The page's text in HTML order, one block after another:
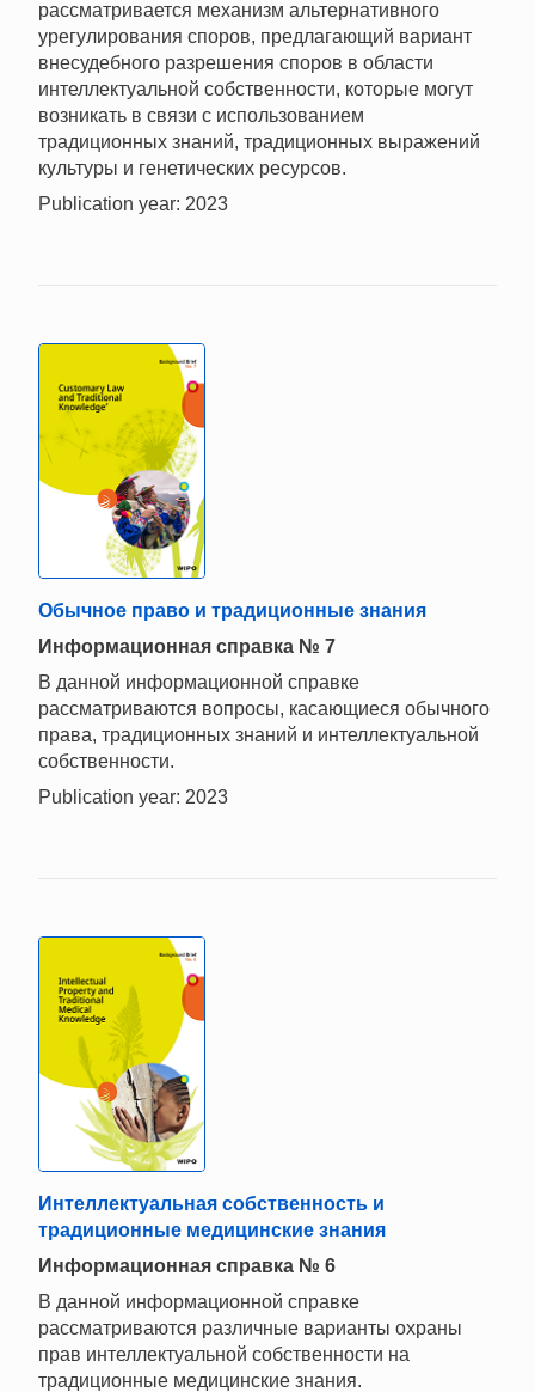
рассматривается механизм альтернативного
урегулирования споров, предлагающий вариант
внесудебного разрешения споров в области
интеллектуальной собственности, которые могут
возникать в связи с использованием
традиционных знаний, традиционных выражений
культуры и генетических ресурсов.
Publication year: 2023
Обычное право и традиционные знания
Информационная справка № 7
В данной информационной справке
рассматриваются вопросы, касающиеся обычного
права, традиционных знаний и интеллектуальной
собственности.
Publication year: 2023
Интеллектуальная собственность и
традиционные медицинские знания
Информационная справка № 6
В данной информационной справке
рассматриваются различные варианты охраны
прав интеллектуальной собственности на
традиционные медицинские знания.